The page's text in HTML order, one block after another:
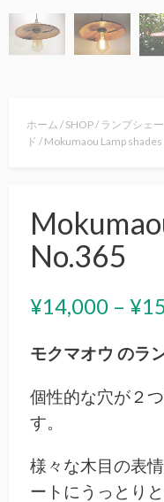
ホーム /SHOP/ランプシェー
ド / Mokumaou Lamp
No.365
¥14,000 – ¥
モクマオウ のラ
個性的な穴が２
す。
様々な木目の表
ートにうっとり